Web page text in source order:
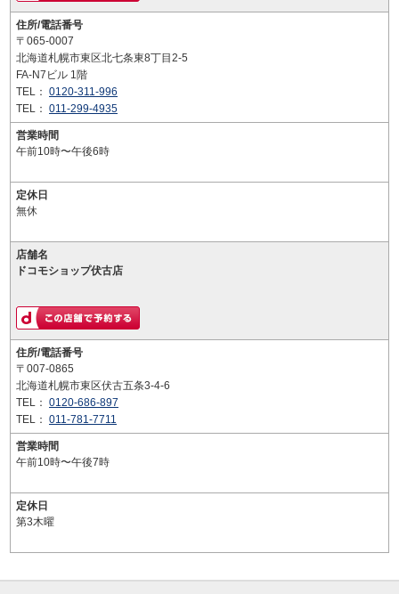
住所/電話番号
〒065-0007
北海道札幌市東区北七条東8丁目2-5
FA-N7ビル 1階
TEL： 0120-311-996
TEL： 011-299-4935
営業時間
午前10時〜午後6時
定休日
無休
店舗名
ドコモショップ伏古店
住所/電話番号
〒007-0865
北海道札幌市東区伏古五条3-4-6
TEL： 0120-686-897
TEL： 011-781-7711
営業時間
午前10時〜午後7時
定休日
第3木曜